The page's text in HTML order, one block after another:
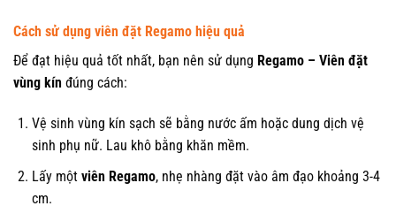
Cách sử dụng viên đặt Regamo hiệu quả
Để đạt hiệu quả tốt nhất, bạn nên sử dụng Regamo – Viên đặt
vùng kín đúng cách:
Vệ sinh vùng kín sạch sẽ bằng nước ấm hoặc dung dịch vệ
sinh phụ nữ. Lau khô bằng khăn mềm.
Lấy một viên Regamo, nhẹ nhàng đặt vào âm đạo khoảng 3-4
cm.